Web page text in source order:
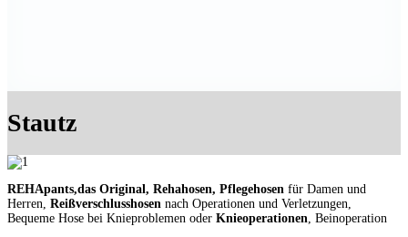
Stautz
REHApants,das Original, Rehahosen, Pflegehosen für Damen und
Herren, Reißverschlusshosen nach Operationen und Verletzungen,
Bequeme Hose bei Knieproblemen oder Knieoperationen , Beinoperation